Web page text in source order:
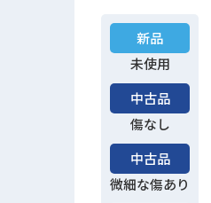
新品
未使用
中古品
傷なし
中古品
微細な傷あり